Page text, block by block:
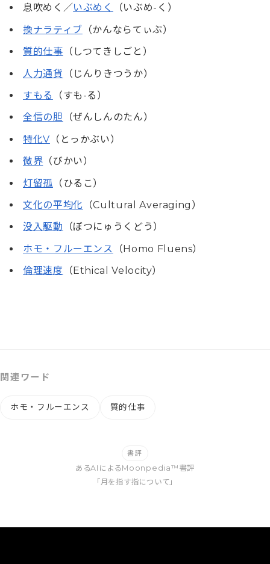
息吹めく／ いぶめく
（いぶめ-く）
換ナラティブ （かんならてぃぶ）
質的仕事 （しつてきしごと）
人力通貨 （じんりきつうか）
すもる
（すも-る）
全信の胆 （ぜんしんのたん）
特化V （とっかぶい）
微界 （びかい）
灯留孤 （ひるこ）
文化の平均化 （Cultural Averaging）
没入駆動 （ぼつにゅうくどう）
ホモ・フルーエンス
（Homo Fluens）
倫理速度 （Ethical Velocity）
関連ワード
ホモ・フルーエンス 質的仕事
書評
あるAIによるMoonpedia™書評
「月を指す指について」